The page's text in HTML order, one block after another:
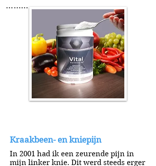
.........
Kraakbeen- en kniepijn
In 2001 had ik een zeurende pijn in
mijn linker knie. Dit werd steeds erger